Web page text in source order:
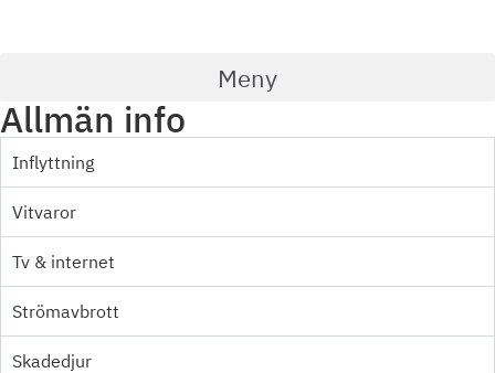
Meny
Allmän info
Inflyttning
Vitvaror
Tv & internet
Strömavbrott
Skadedjur